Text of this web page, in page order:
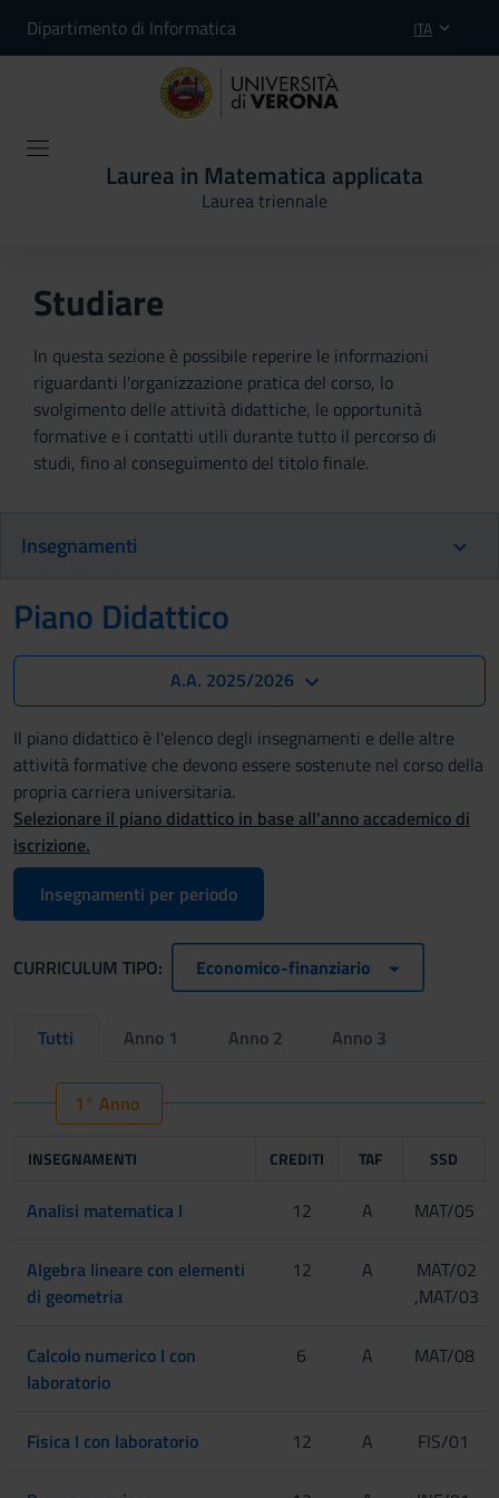
Dipartimento di Informatica ITA
Laurea in Matematica applicata
Laurea triennale
Studiare
In questa sezione è possibile reperire le informazioni
riguardanti l'organizzazione pratica del corso, lo
svolgimento delle attività didattiche, le opportunità
formative e i contatti utili durante tutto il percorso di
studi, fino al conseguimento del titolo finale.
Insegnamenti
Piano Didattico
A.A. 2025/2026
Il piano didattico è l'elenco degli insegnamenti e delle altre
attività formative che devono essere sostenute nel corso della
propria carriera universitaria.
Selezionare il piano didattico in base all'anno accademico di
iscrizione.
Insegnamenti per periodo
CURRICULUM TIPO: Economico-finanziario
Tutti Anno 1 Anno 2 Anno 3
1° Anno
INSEGNAMENTI CREDITI TAF SSD
Analisi matematica I 12 A MAT/05
Algebra lineare con elementi
di geometria
12 A
MAT/02
,MAT/03
Calcolo numerico I con
laboratorio
6 A MAT/08
Fisica I con laboratorio 12 A FIS/01